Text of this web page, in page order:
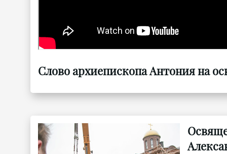
Слово архиепископа Антония на